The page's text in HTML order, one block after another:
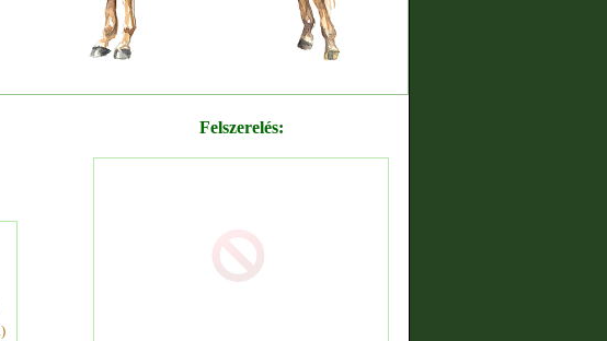
Felszerelés: